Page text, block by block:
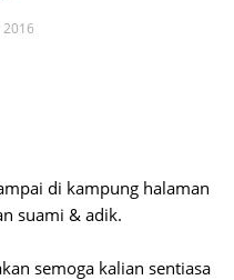
2016
di kampung halaman
suami & adik.
semoga kalian sentiasa